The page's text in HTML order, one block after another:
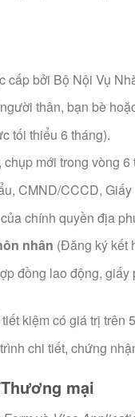
cấp bởi Bộ Nội Vụ
thân, bạn bè
tối thiểu 6 tháng).
mới trong vòng 6
CMND/CCCD,
chính quyền địa
nhân (Đăng ký kết
đồng lao động,
kiệm có giá trị trên
chi tiết, chứng
mại